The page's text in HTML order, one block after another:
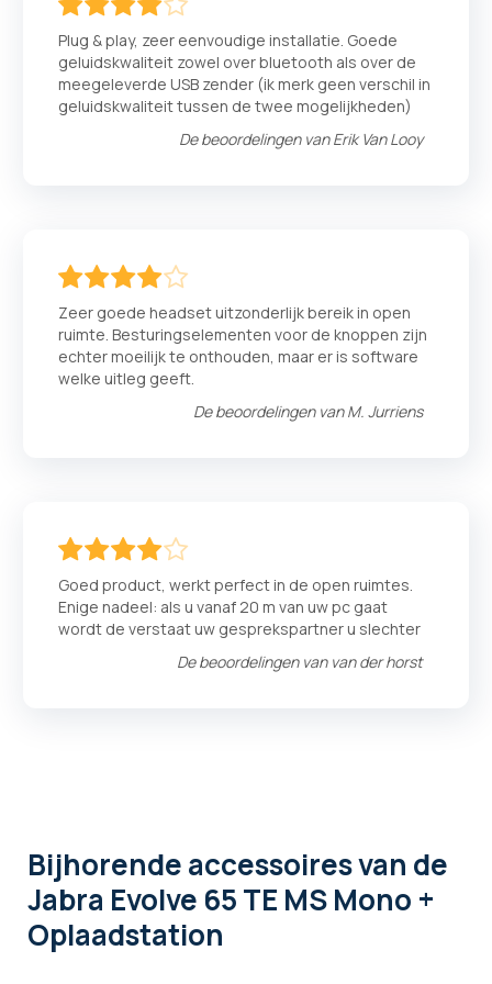
Plug & play, zeer eenvoudige installatie. Goede
geluidskwaliteit zowel over bluetooth als over de
meegeleverde USB zender (ik merk geen verschil in
geluidskwaliteit tussen de twee mogelijkheden)
De beoordelingen vanErik Van Looy
Zeer goede headset uitzonderlijk bereik in open
ruimte. Besturingselementen voor de knoppen zijn
echter moeilijk te onthouden, maar er is software
welke uitleg geeft.
De beoordelingen vanM. Jurriens
Goed product, werkt perfect in de open ruimtes.
Enige nadeel: als u vanaf 20 m van uw pc gaat
wordt de verstaat uw gesprekspartner u slechter
De beoordelingen van van der horst
Bijhorende accessoiresvan de
Jabra Evolve 65 TE MS Mono +
Oplaadstation